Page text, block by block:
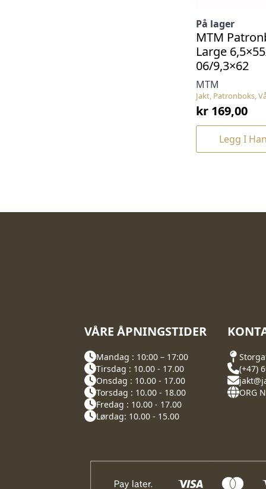
Jakt, Patronboks,
MTM
På lager
MTM
Large
06/9,3×62
kr 169,00
Legg I
VÅRE ÅPNINGSTIDER
Mandag : 10:00 – 17:00
Tirsdag : 10.00 - 17.00
Onsdag : 10.00 - 17.00
Torsdag : 10.00 - 18.00
Fredag : 10.00 - 17.00
Lørdag: 10.00 - 15.00
(+47)
ORG